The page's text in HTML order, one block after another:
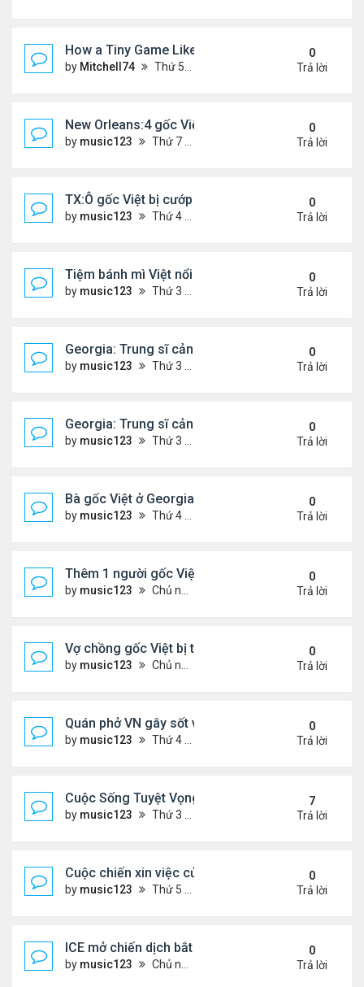
How a Tiny Game Like Eggy Car Turned My Chill
by Mitchell74 Thứ 5 Tháng 1 29, 2026 12:18 am
0
Trả lời
New Orleans:4 gốc Việt bị bắt vì buôn bán 400
by music123 Thứ 7 Tháng 1 24, 2026 5:06 pm
0
Trả lời
TX:Ô gốc Việt bị cướp sát hại khi bán hàng qua
by music123 Thứ 4 Tháng 1 21, 2026 7:08 pm
0
Trả lời
Tiệm bánh mì Việt nổi tiếng ở Australia đóng cửa
by music123 Thứ 3 Tháng 1 20, 2026 3:10 pm
0
Trả lời
Georgia: Trung sĩ cảnh sát gốc Việt, qua đời ở tuổi
by music123 Thứ 3 Tháng 1 20, 2026 2:48 pm
0
Trả lời
Georgia: Trung sĩ cảnh sát gốc Việt, qua đời ở tuổi
by music123 Thứ 3 Tháng 1 20, 2026 2:47 pm
0
Trả lời
Bà gốc Việt ở Georgia bị bắt vì nhốt trẻ em trong
by music123 Thứ 4 Tháng 12 24, 2025 6:52 pm
0
Trả lời
Thêm 1 người gốc Việt được Đức Giáo Hoàng...
by music123 Chủ nhật Tháng 12 21, 2025 5:03 pm
0
Trả lời
Vợ chồng gốc Việt bị truy tố khai man $127 triệu...
by music123 Chủ nhật Tháng 12 21, 2025 4:55 pm
0
Trả lời
Quán phở VN gây sốt vì chế biến thịt không đảm
by music123 Thứ 4 Tháng 12 17, 2025 6:13 pm
0
Trả lời
Cuộc Sống Tuyệt Vọng Của Người Việt Vượt Biên
by music123 Thứ 3 Tháng 11 25, 2025 2:44 pm
7
Trả lời
Cuộc chiến xin việc của du học sinh Việt ở Mỹ
by music123 Thứ 5 Tháng 12 11, 2025 6:32 pm
0
Trả lời
ICE mở chiến dịch bắt giữ.. người Việt
by music123 Chủ nhật Tháng 12 07, 2025 5:50 pm
0
Trả lời